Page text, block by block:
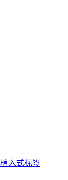
植入式标签